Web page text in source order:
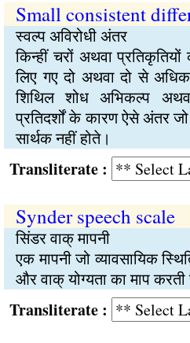
Small consistent
स्वल्प अविरोधी अंतर
किन्हीं चरों अथवा
लिए गए दो अथवा दो से अधिक
शिथिल शोध अभिकल्प
प्रतिदर्शों के कारण ऐसे अंतर
सार्थक नहीं होते।
:
Synder speech scale
सिंडर वाक् मापनी
एक मापनी जो व्यावसायिक
और वाक् योग्यता का माप करती
: